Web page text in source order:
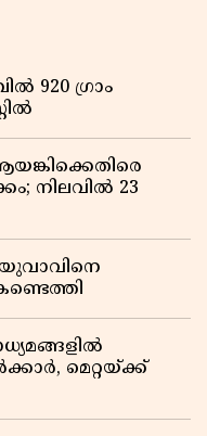
920 ഗ്രാം
നിലവിൽ 23
യുവാവിനെ
മെറ്റയ്ക്ക്